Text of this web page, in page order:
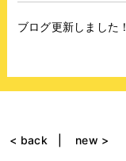
ブログ更新しました！
< back new >